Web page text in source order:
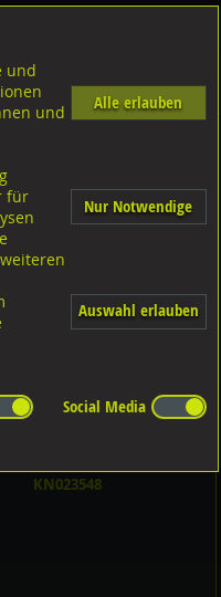
M27x70
KN023548
und
und
für
Alle erlauben
Nur Notwendige
Auswahl erlauben
Social Media